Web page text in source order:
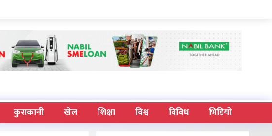
कुराकानी खेल शिक्षा विश्व विविध भिडियो